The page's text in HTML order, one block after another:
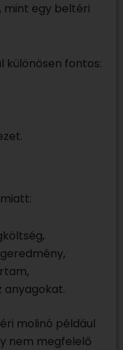
mint egy beltéri
fontos:
anyagokat.
molinó például
nem megfelelő